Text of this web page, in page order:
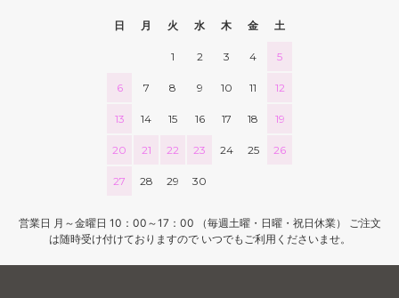
日 月 火 水 木 金 土
1 2 3 4 5
6 7 8 9 10 11 12
13 14 15 16 17 18 19
20 21 22 23 24 25 26
27 28 29 30
営業日 月～金曜日 10：00～17：00 （毎週土曜・日曜・祝日休業） ご注文
は随時受け付けておりますので いつでもご利用くださいませ。